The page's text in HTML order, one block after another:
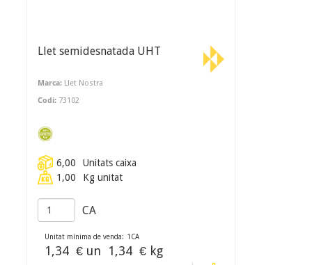
Llet semidesnatada UHT
Marca: Llet Nostra
Codi: 73102
6,00
Unitats caixa
1,00
Kg unitat
CA
Unitat mínima de venda: 1 CA
1,34 € un 1,34 € kg